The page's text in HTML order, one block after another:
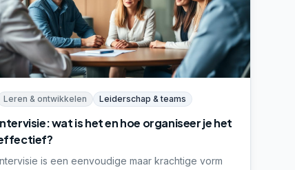
Leren & ontwikkelen Leiderschap & teams
wat is het en hoe organiseer je het
is een eenvoudige maar krachtige vorm